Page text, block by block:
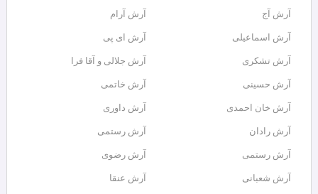
آرش آج آرش آرام
آرش اسماعیلی آرش ای پی
آرش تشکری آرش جلالی و آقا فرا
آرش حسینی آرش خاتمی
آرش خان احمدی آرش داوری
آرش رادان آرش رستمى
آرش رستمی آرش رضوی
آرش شعبانی آرش عنقا